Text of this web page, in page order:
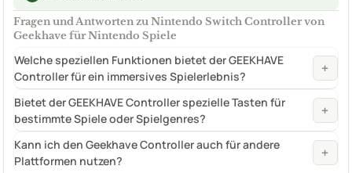
Fragen und Antworten zu Nintendo Switch Controller von
Geekhave für Nintendo Spiele
Welche speziellen Funktionen bietet der GEEKHAVE
Controller für ein immersives Spielerlebnis?
+
Bietet der GEEKHAVE Controller spezielle Tasten für
bestimmte Spiele oder Spielgenres?
+
Kann ich den Geekhave Controller auch für andere
Plattformen nutzen?
+